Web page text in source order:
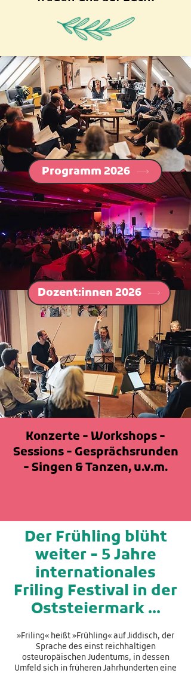
Programm 2026
Dozent:innen 2026
Konzerte - Workshops -
Sessions - Gesprächsrunden
- Singen & Tanzen, u.v.m.
Der Frühling blüht
weiter - 5 Jahre
internationales
Friling Festival in der
Oststeiermark ...
»Friling« heißt »Frühling« auf Jiddisch, der
Sprache des einst reichhaltigen
osteuropäischen Judentums, in dessen
Umfeld sich in früheren Jahrhunderten eine